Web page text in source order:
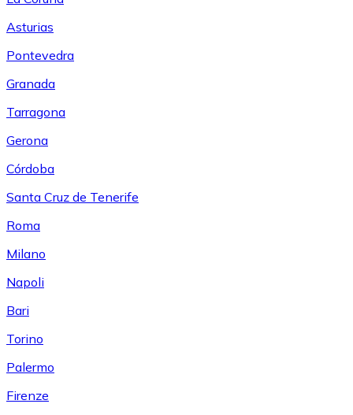
Asturias
Pontevedra
Granada
Tarragona
Gerona
Córdoba
Santa Cruz de Tenerife
Roma
Milano
Napoli
Bari
Torino
Palermo
Firenze